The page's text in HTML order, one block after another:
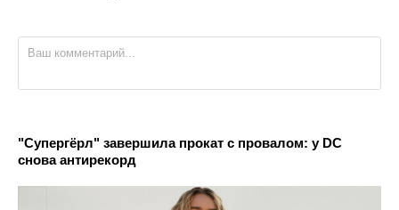
"Супергёрл" завершила прокат с провалом: у DC
снова антирекорд